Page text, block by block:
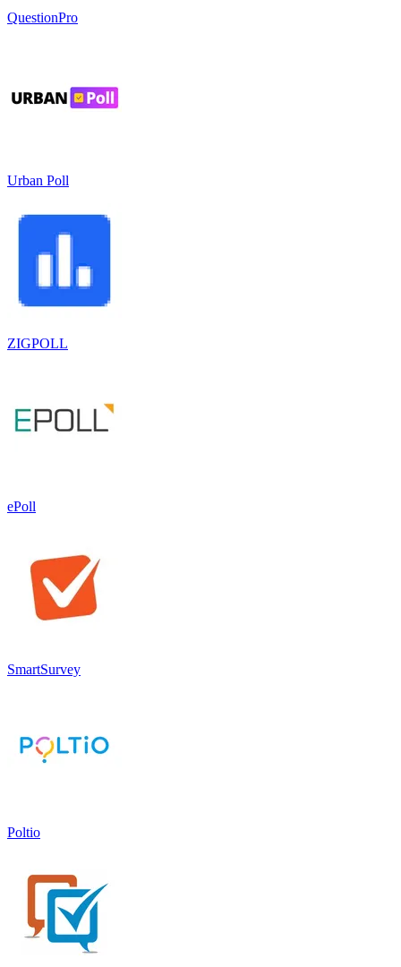
QuestionPro
Urban Poll
ZIGPOLL
ePoll
SmartSurvey
Poltio